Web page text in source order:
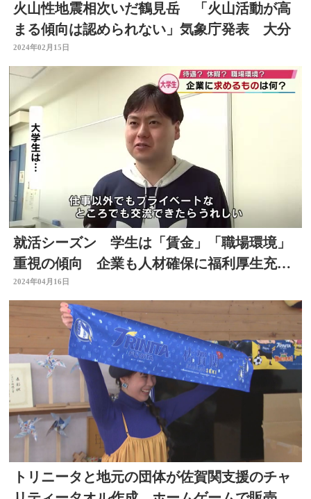
火山性地震相次いだ鶴見岳 「火山活動が高
まる傾向は認められない」気象庁発表 大分
2024年02月15日
就活シーズン 学生は「賃金」「職場環境」
重視の傾向 企業も人材確保に福利厚生充
実 大分
2024年04月16日
トリニータと地元の団体が佐賀関支援のチャ